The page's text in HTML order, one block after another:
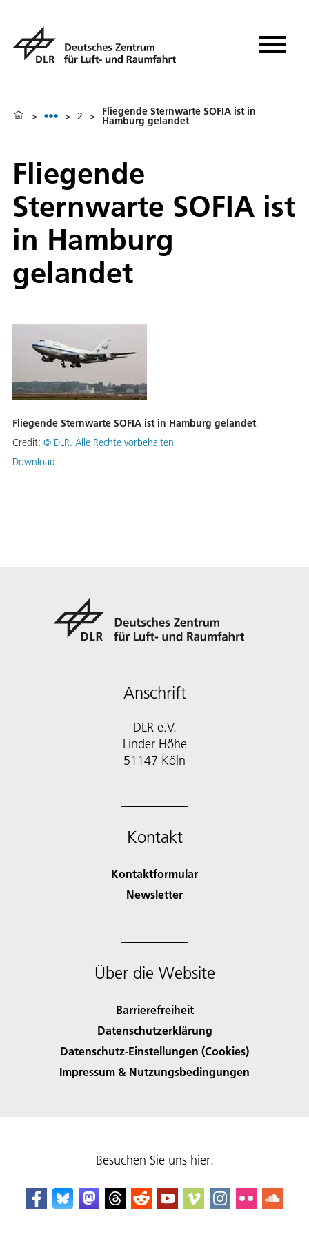
> > 2 > Fliegende Sternwarte SOFIA ist in
Hamburg gelandet
Fliegende
Sternwarte SOFIA ist
in Hamburg
gelandet
Fliegende Sternwarte SOFIA ist in Hamburg gelandet
Credit: © DLR. Alle Rechte vorbehalten
Download
Anschrift
DLR e.V.
Linder Höhe
51147 Köln
Kontakt
Kontaktformular
Newsletter
Über die Website
Barrierefreiheit
Datenschutzerklärung
Datenschutz-Einstellungen (Cookies)
Impressum & Nutzungsbedingungen
Besuchen Sie uns hier: